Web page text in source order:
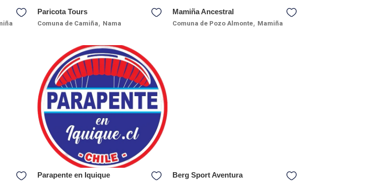
Paricota Tours
Comuna de Camiña, Nama
Mamiña Ancestral
Comuna de Pozo Almonte, Mamiña
Parapente en Iquique Berg Sport Aventura